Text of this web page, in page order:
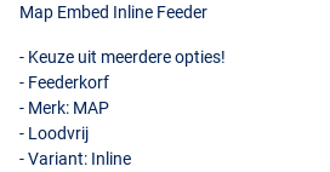
Map Embed Inline Feeder
- Keuze uit meerdere opties!
- Feederkorf
- Merk: MAP
- Loodvrij
- Variant: Inline